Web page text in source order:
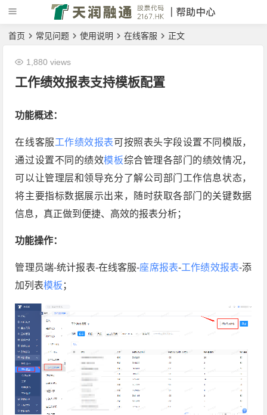
首页 常见问题 使用说明 在线客服 正文
工作绩效报表支持模板配置
1,880 views
功能概述：
在线客服工作绩效报表可按照表头字段设置不同模版，
通过设置不同的绩效模板综合管理各部门的绩效情况，
可以让管理层和领导充分了解公司部门工作信息状态，
将主要指标数据展示出来，随时获取各部门的关键数据
信息，真正做到便捷、高效的报表分析；
功能操作：
管理员端-统计报表-在线客服-座席报表-工作绩效报表-添
加列表模板 ；